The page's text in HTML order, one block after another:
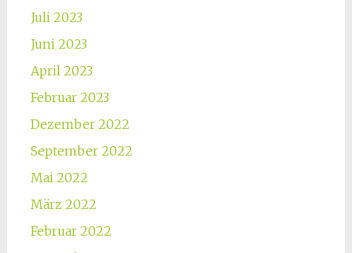
Juli 2023
Juni 2023
April 2023
Februar 2023
Dezember 2022
September 2022
Mai 2022
März 2022
Februar 2022